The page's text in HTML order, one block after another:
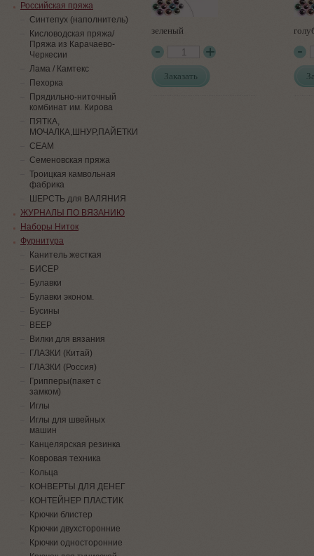
зеленый
Заказать
Российская пряжа
Синтепух (наполнитель)
Кисловодская пряжа/
Пряжа из Карачаево-
Черкесии
Лама / Камтекс
Пехорка
Прядильно-ниточный
комбинат им. Кирова
ПЯТКА,
МОЧАЛКА,ШНУР,ПАЙЕТКИ
СЕАМ
Семеновская пряжа
Троицкая камвольная
фабрика
ШЕРСТЬ для ВАЛЯНИЯ
ЖУРНАЛЫ ПО ВЯЗАНИЮ
Наборы Ниток
Фурнитура
Канитель жесткая
БИСЕР
Булавки
Булавки эконом.
Бусины
ВЕЕР
Вилки для вязания
ГЛАЗКИ (Китай)
ГЛАЗКИ (Россия)
Грипперы(пакет с
замком)
Иглы
Иглы для швейных
машин
Канцелярская резинка
Ковровая техника
Кольца
КОНВЕРТЫ ДЛЯ ДЕНЕГ
КОНТЕЙНЕР ПЛАСТИК
Крючки блистер
Крючки двухсторонние
Крючки односторонние